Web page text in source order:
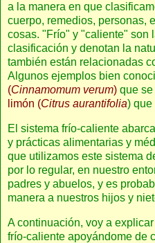
a la manera en que
cuerpo, remedios, personas,
cosas. "Frío" y "caliente" son
clasificación y denotan la
también están relacionadas
Algunos ejemplos bien
(Cinnamomum verum) que se
limón (Citrus aurantifolia) que
El sistema frío-caliente
y prácticas alimentarias y
que utilizamos este sistema
por lo regular, en nuestro
padres y abuelos, y es
manera a nuestros hijos y
A continuación, voy a
frío-caliente apoyándome de